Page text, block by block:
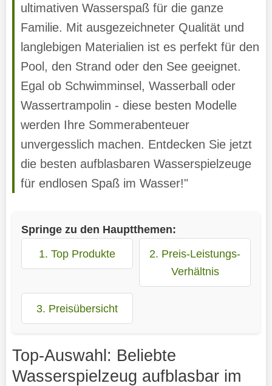
ultimativen Wasserspaß für die ganze
Familie. Mit ausgezeichneter Qualität und
langlebigen Materialien ist es perfekt für den
Pool, den Strand oder den See geeignet.
Egal ob Schwimminsel, Wasserball oder
Wassertrampolin - diese besten Modelle
werden Ihre Sommerabenteuer
unvergesslich machen. Entdecken Sie jetzt
die besten aufblasbaren Wasserspielzeuge
für endlosen Spaß im Wasser!"
Springe zu den Hauptthemen:
1. Top Produkte
2. Preis-Leistungs-
Verhältnis
3. Preisübersicht
Top-Auswahl: Beliebte
Wasserspielzeug aufblasbar im